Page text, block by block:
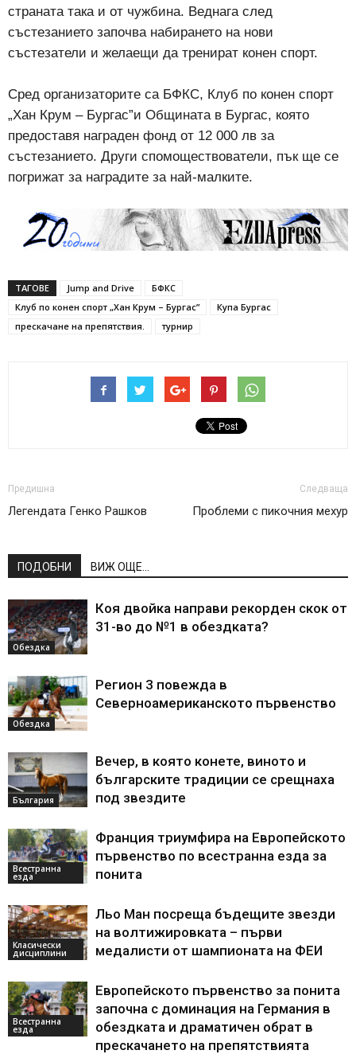
страната така и от чужбина. Веднага след
състезанието започва набирането на нови
състезатели и желаещи да тренират конен спорт.
Сред организаторите са БФКС, Клуб по конен спорт
„Хан Крум – Бургас”и Общината в Бургас, която
предоставя награден фонд от 12 000 лв за
състезанието. Други спомоществователи, пък ще се
погрижат за наградите за най-малките.
ТАГОВЕ Jump and Drive
БФКС
Клуб по конен спорт „Хан Крум – Бургас”
Купа Бургас
прескачане на препятствия.
турнир
Предишна
Легендата Генко Рашков
Следваща
Проблеми с пикочния мехур
ПОДОБНИ ВИЖ ОЩЕ...
Обездка
Коя двойка направи рекорден скок от
31-во до №1 в обездката?
Обездка
Регион 3 повежда в
Северноамериканското първенство
България
Вечер, в която конете, виното и
българските традиции се срещнаха
под звездите
Всестранна
езда
Франция триумфира на Европейското
първенство по всестранна езда за
понита
Класически
дисциплини
Льо Ман посреща бъдещите звезди
на волтижировката – първи
медалисти от шампионата на ФЕИ
Всестранна
езда
Европейското първенство за понита
започна с доминация на Германия в
обездката и драматичен обрат в
прескачането на препятствията